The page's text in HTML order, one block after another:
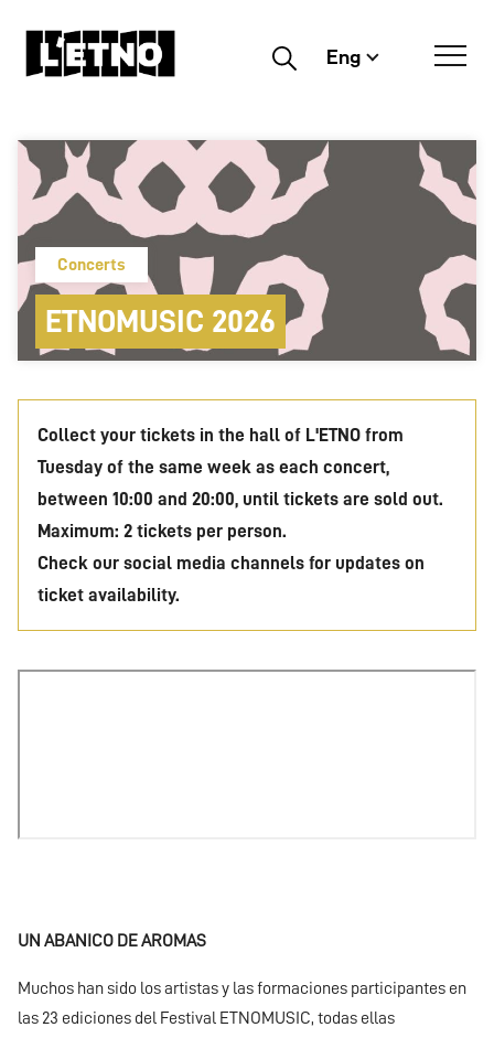
Buscar Eng
Concerts
ETNOMUSIC 2026
Collect your tickets in the hall of L'ETNO from
Tuesday of the same week as each concert,
between 10:00 and 20:00, until tickets are sold out.
Maximum: 2 tickets per person.
Check our social media channels for updates on
ticket availability.
UN ABANICO DE AROMAS
Muchos han sido los artistas y las formaciones participantes en
las 23 ediciones del Festival ETNOMUSIC, todas ellas